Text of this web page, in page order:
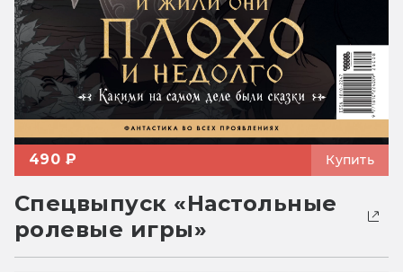
490 ₽ Купить
Спецвыпуск «Настольные
ролевые игры»